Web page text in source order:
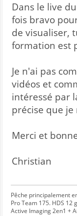
Dans le live
fois bravo
de visualiser,
formation est
Je n'ai pas
vidéos et
intéressé par
précise que je
Merci et
Christian
Pêche principalement
Pro Team 175. HDS 12
Active Imaging 2en1 +